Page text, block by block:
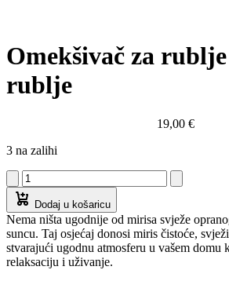
Omekšivač za
rublje
19,00 €
3 na zalihi
Dodaj u košaricu
Nema ništa ugodnije od mirisa svježe
suncu. Taj osjećaj donosi miris čistoće,
stvarajući ugodnu atmosferu u vašem domu
relaksaciju i uživanje.